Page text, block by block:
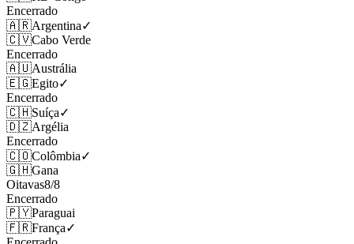
Encerrado
🇦🇷Argentina✓
🇨🇻Cabo Verde
Encerrado
🇦🇺Austrália
🇪🇬Egito✓
Encerrado
🇨🇭Suíça✓
🇩🇿Argélia
Encerrado
🇨🇴Colômbia✓
🇬🇭Gana
Oitavas8/8
Encerrado
🇵🇾Paraguai
🇫🇷França✓